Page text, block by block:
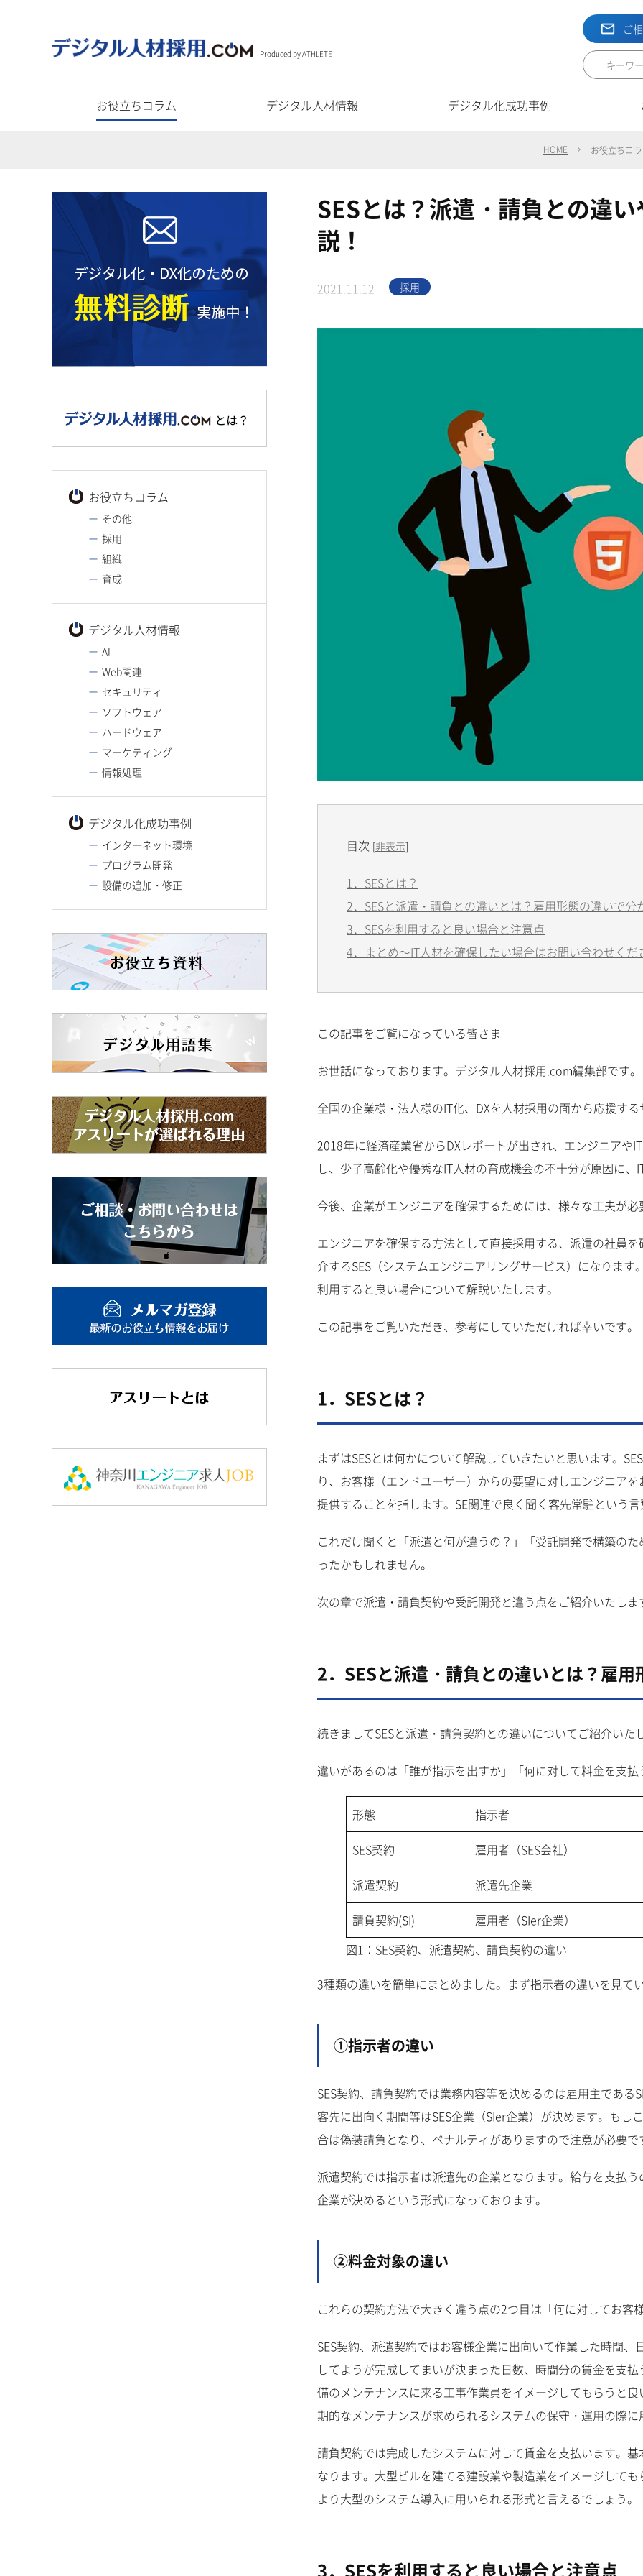
Produced by ATHLETE
ご
お役立ちコラム デジタル人材情報 デジタル化成功事例
HOME お役立ちコ
お役立ちコラム
その他
採用
組織
育成
デジタル人材情報
AI
Web関連
セキュリティ
ソフトウェア
ハードウェア
マーケティング
情報処理
デジタル化成功事例
インターネット環境
プログラム開発
設備の追加・修正
SESとは？派遣・請負との違
説！
2021.11.12 採用
目次 [非表示]
1．SESとは？
2．SESと派遣・請負との違いとは？雇用形態の違いで分
3．SESを利用すると良い場合と注意点
4．まとめ～IT人材を確保したい場合はお問い合わせくだ
この記事をご覧になっている皆さま
お世話になっております。デジタル人材採用.com編集部です。
全国の企業様・法人様のIT化、DXを人材採用の面から応援する
2018年に経済産業省からDXレポートが出され、エンジニアや
し、少子高齢化や優秀なIT人材の育成機会の不十分が原因に、
今後、企業がエンジニアを確保するためには、様々な工夫が必
エンジニアを確保する方法として直接採用する、派遣の社員
介するSES（システムエンジニアリングサービス）になります
利用すると良い場合について解説いたします。
この記事をご覧いただき、参考にしていただければ幸いです。
1．SESとは？
まずはSESとは何かについて解説していきたいと思います。
り、お客様（エンドユーザー）からの要望に対しエンジニア
提供することを指します。SE関連で良く聞く客先常駐という言
これだけ聞くと「派遣と何が違うの？」「受託開発で構築の
ったかもしれません。
次の章で派遣・請負契約や受託開発と違う点をご紹介いたしま
2．SESと派遣・請負との違いとは？雇用
続きましてSESと派遣・請負契約との違いについてご紹介いた
違いがあるのは「誰が指示を出すか」「何に対して料金を支払
形態 指示者
SES契約 雇用者（SES会社）
派遣契約 派遣先企業
請負契約(SI) 雇用者（SIer企業）
図1：SES契約、派遣契約、請負契約の違い
3種類の違いを簡単にまとめました。まず指示者の違いを見てい
①指示者の違い
SES契約、請負契約では業務内容等を決めるのは雇用主である
客先に出向く期間等はSES企業（SIer企業）が決めます。も
合は偽装請負となり、ペナルティがありますので注意が必要で
派遣契約では指示者は派遣先の企業となります。給与を支払
企業が決めるという形式になっております。
②料金対象の違い
これらの契約方法で大きく違う点の2つ目は「何に対してお客
SES契約、派遣契約ではお客様企業に出向いて作業した時間
してようが完成してまいが決まった日数、時間分の賃金を支
備のメンテナンスに来る工事作業員をイメージしてもらうと
期的なメンテナンスが求められるシステムの保守・運用の際に
請負契約では完成したシステムに対して賃金を支払います。
なります。大型ビルを建てる建設業や製造業をイメージして
より大型のシステム導入に用いられる形式と言えるでしょう。
3．SESを利用すると良い場合と注意点